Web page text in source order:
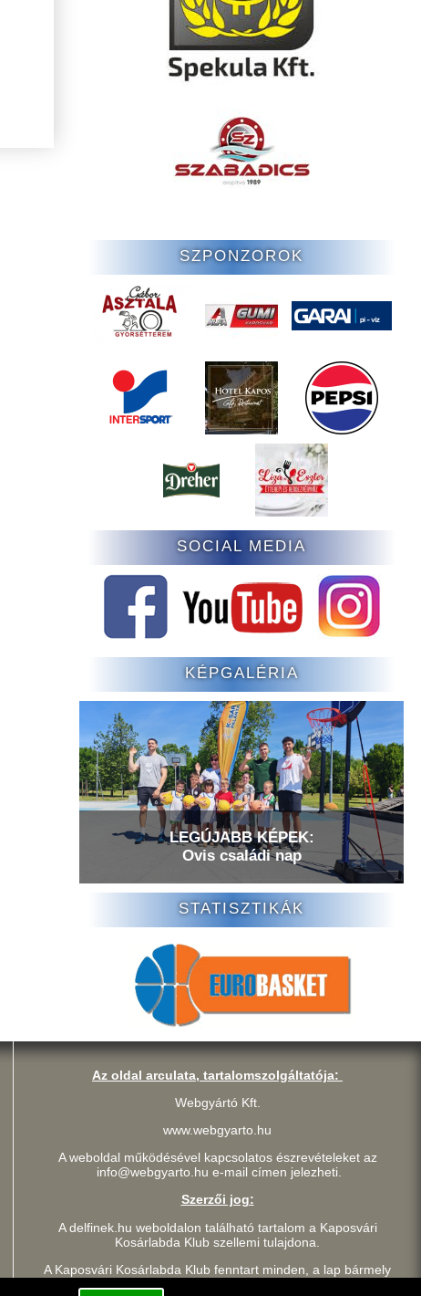
SZPONZOROK
SOCIAL MEDIA
KÉPGALÉRIA
LEGÚJABB KÉPEK:
Ovis családi nap
STATISZTIKÁK
Az oldal arculata, tartalomszolgáltatója:
Webgyártó Kft.
www.webgyarto.hu
A weboldal működésével kapcsolatos észrevételeket az
info@webgyarto.hu e-mail címen jelezheti.
Szerzői jog:
A delfinek.hu weboldalon található tartalom a Kaposvári
Kosárlabda Klub szellemi tulajdona.
A Kaposvári Kosárlabda Klub fenntart minden, a lap bármely